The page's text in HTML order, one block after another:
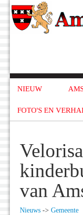
NIEUW
FOTO'S EN
van
Nieuws -> Gemeente